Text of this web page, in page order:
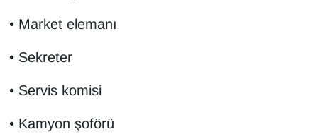
• Market elemanı
• Sekreter
• Servis komisi
• Kamyon şoförü